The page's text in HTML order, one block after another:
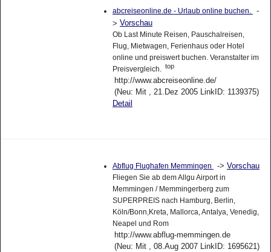
abcreiseonline.de - Urlaub online buchen. -
> Vorschau
Ob Last Minute Reisen, Pauschalreisen,
Flug, Mietwagen, Ferienhaus oder Hotel
online und preiswert buchen. Veranstalter im
Preisvergleich. top
http://www.abcreiseonline.de/
(Neu: Mit , 21.Dez 2005 LinkID: 1139375)
Detail
Abflug Flughafen Memmingen -> Vorschau
Fliegen Sie ab dem Allgu Airport in
Memmingen / Memmingerberg zum
SUPERPREIS nach Hamburg, Berlin,
Köln/Bonn,Kreta, Mallorca, Antalya, Venedig,
Neapel und Rom
http://www.abflug-memmingen.de
(Neu: Mit , 08.Aug 2007 LinkID: 1695621)